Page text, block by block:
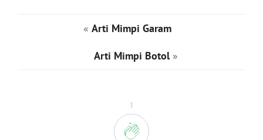
1
« Arti Mimpi Garam
Arti Mimpi Botol»